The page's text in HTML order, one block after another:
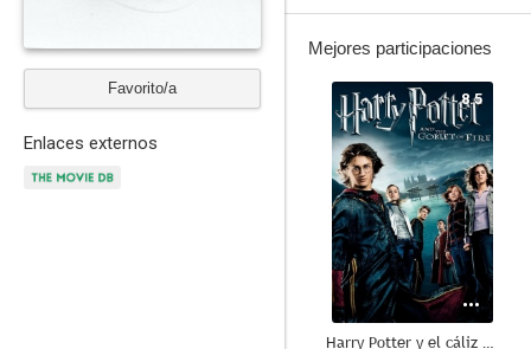
Favorito/a
Enlaces externos
Mejores participaciones
8.5
Harry Potter y el cáliz de fuego